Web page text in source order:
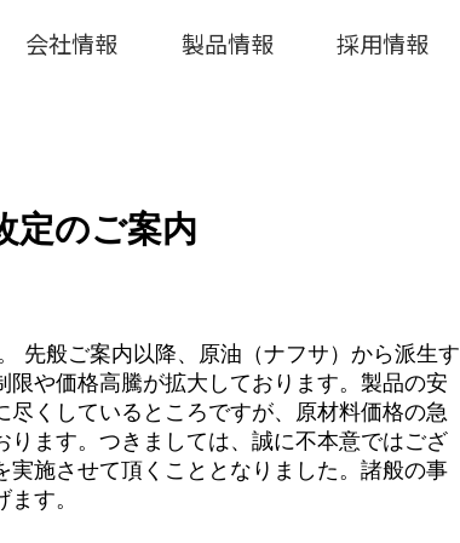
会社情報 製品情報 採用情報
定のご案内
先般ご案内以降、原油（ナフサ）から派生す
や価格高騰が拡大しております。製品の安
くしているところですが、原材料価格の急
ます。つきましては、誠に不本意ではござ
施させて頂くこととなりました。諸般の事
す。